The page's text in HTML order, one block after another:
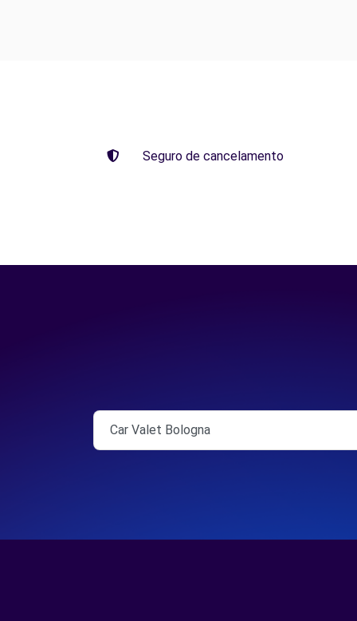
Seguro de cancelamento
Car Valet Bologna